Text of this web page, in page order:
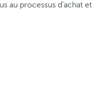
au processus d’achat et